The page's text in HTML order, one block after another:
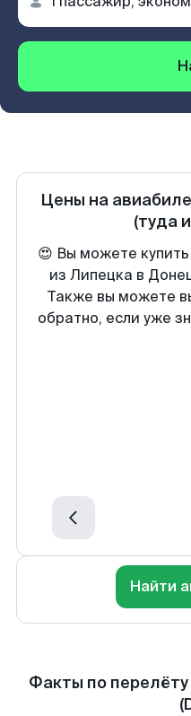
Цены на
(туда
😍 Вы можете
из Липецка в
Также вы можете
обратно, если уже
Найти
Факты по